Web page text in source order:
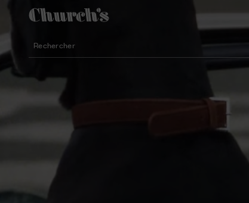
Chaussures aux silhouettes légères
Icônes pour les cérémonies